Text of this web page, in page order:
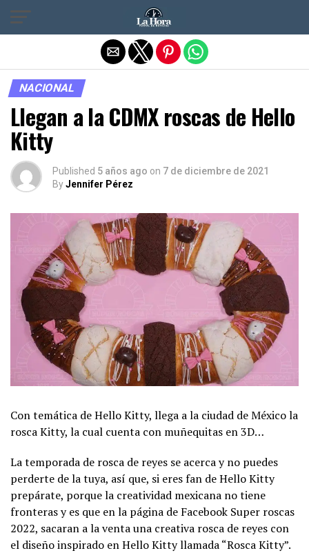
NACIONAL
Llegan a la CDMX roscas de Hello
Kitty
Published 5 años ago on 7 de diciembre de 2021
ByJennifer Pérez
Con temática de Hello Kitty, llega a la ciudad de México la
rosca Kitty, la cual cuenta con muñequitas en 3D…
La temporada de rosca de reyes se acerca y no puedes
perderte de la tuya, así que, si eres fan de Hello Kitty
prepárate, porque la creatividad mexicana no tiene
fronteras y es que en la página de Facebook Super roscas
2022, sacaran a la venta una creativa rosca de reyes con
el diseño inspirado en Hello Kitty llamada “Rosca Kitty”.
Salir de la versión móvil